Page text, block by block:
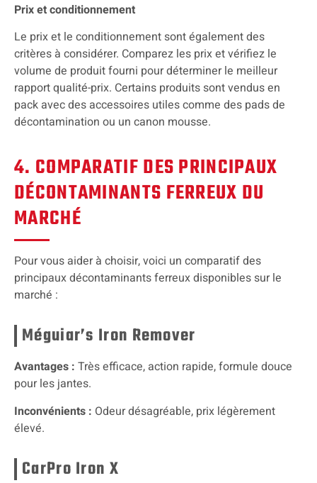
Prix et conditionnement
Le prix et le conditionnement sont également des
critères à considérer. Comparez les prix et vérifiez le
volume de produit fourni pour déterminer le meilleur
rapport qualité-prix. Certains produits sont vendus en
pack avec des accessoires utiles comme des pads de
décontamination ou un canon mousse.
4. COMPARATIF DES PRINCIPAUX
DÉCONTAMINANTS FERREUX DU
MARCHÉ
Pour vous aider à choisir, voici un comparatif des
principaux décontaminants ferreux disponibles sur le
marché :
Méguiar’s Iron Remover
Avantages : Très efficace, action rapide, formule douce
pour les jantes.
Inconvénients : Odeur désagréable, prix légèrement
élevé.
CarPro Iron X